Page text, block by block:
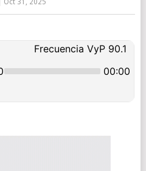
Oct 31, 2025